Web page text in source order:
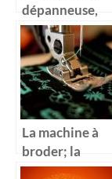
dépanneuse,
votre annuaire
virtuel
La machine à
broder; la
machine aux